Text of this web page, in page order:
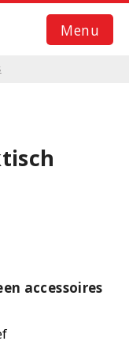
Menu
accessoires